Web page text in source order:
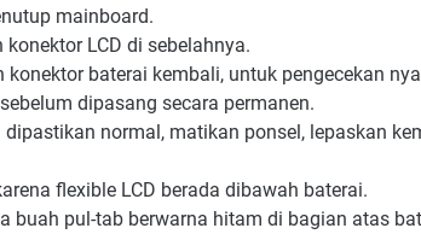
mainboard.
LCD di sebelahnya.
konektor baterai kembali, untuk pengecekan
dipasang secara permanen.
normal, matikan ponsel, lepaskan
flexible LCD berada dibawah baterai.
buah pul-tab berwarna hitam di bagian atas